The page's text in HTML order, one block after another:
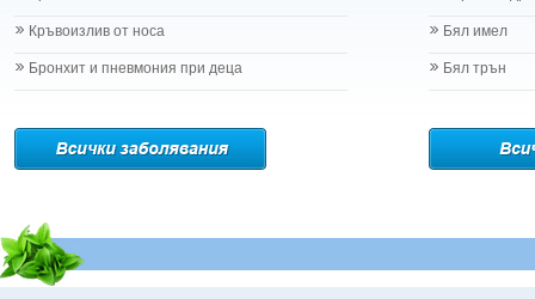
Кръвоизлив от носа
Бронхит и пневмония при деца
Бял имел
Бял трън